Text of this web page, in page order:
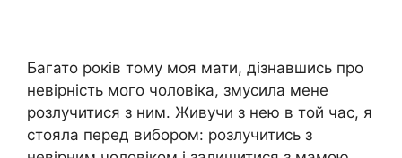
Багато років тому моя мати, дізнавшись про
невірність мого чоловіка, змусила мене
розлучитися з ним. Живучи з нею в той час, я
стояла перед вибором: розлучитись з